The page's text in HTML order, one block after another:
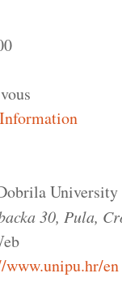
University
30, Pula,
www.unipu.hr/en